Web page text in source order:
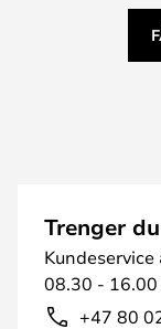
Trenger
08.30 -
+47 80